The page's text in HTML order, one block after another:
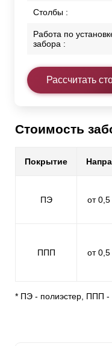
Столбы :
Работа по
забора :
Рассчитать
Стоимость
Покрытие
ПЭ от
ППП от
* ПЭ - полиэстер, ППП -